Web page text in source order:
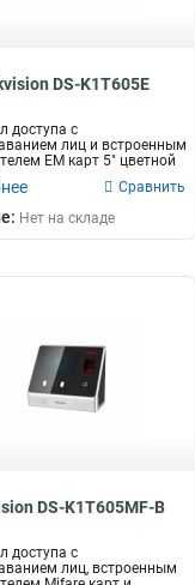
4
8
10
DS-K1T605E
доступа с
лиц и встроенным
EM карт 5" цветной
Сравнить
Нет на складе
DS-K1T605MF-B
доступа с
лиц, встроенным